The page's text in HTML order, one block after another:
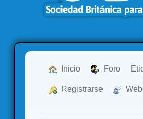
Inicio Foro
Registrarse